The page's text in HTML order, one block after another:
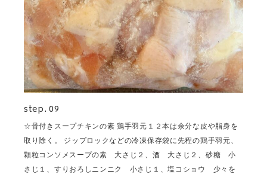
step. 09
☆骨付きスープチキンの素 鶏手羽元１２本は余分な皮や脂身を
取り除く。 ジップロックなどの冷凍保存袋に先程の鶏手羽元、
顆粒コンソメスープの素 大さじ２、酒 大さじ２、砂糖 小
さじ１、すりおろしニンニク 小さじ１、塩コショウ 少々を